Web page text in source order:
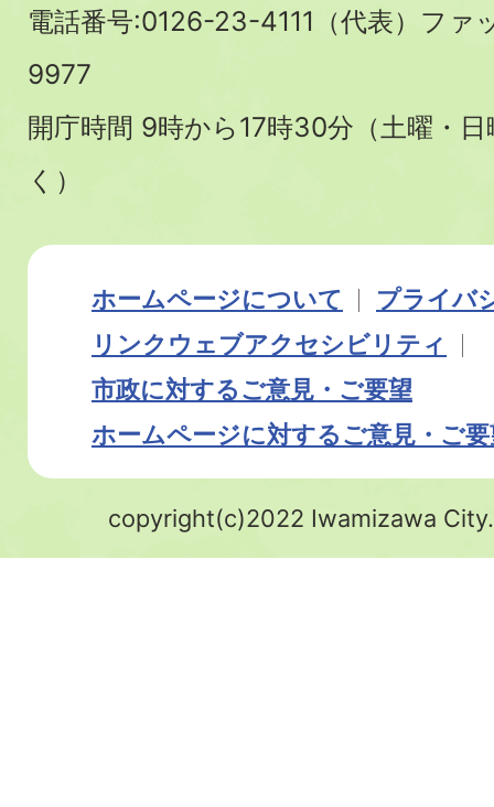
電話番号:0126-23-4111（代表）フ
9977
開庁時間 9時から17時30分（土曜・
く）
ホームページについて
プライバ
リンク ウェブアクセシビリティ
市政に対するご意見・ご要望
ホームページに対するご意見・ご
copyright(c)2022 Iwamizawa